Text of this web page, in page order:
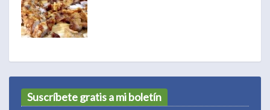
Suscríbete gratis a mi boletín